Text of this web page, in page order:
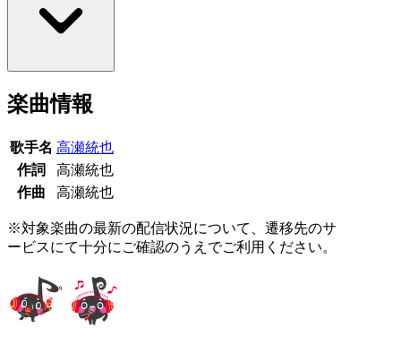
楽曲情報
歌手名 高瀬統也
作詞
高瀬統也
作曲
高瀬統也
※対象楽曲の最新の配信状況について、遷移先のサ
ービスにて十分にご確認のうえでご利用ください。